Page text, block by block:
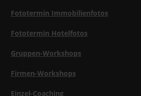
Fototermin Immobilienfotos
Fototermin Hotelfotos
Gruppen-Workshops
Firmen-Workshops
Einzel-Coaching